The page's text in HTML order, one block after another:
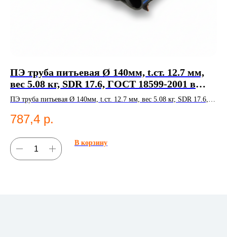
ПЭ труба питьевая Ø 140мм, t.ст. 12.7 мм,
вес 5.08 кг, SDR 17.6, ГОСТ 18599-2001 в
Казани
ПЭ труба питьевая Ø 140мм, t.ст. 12.7 мм, вес 5.08 кг, SDR 17.6,
787,4 р.
В корзину